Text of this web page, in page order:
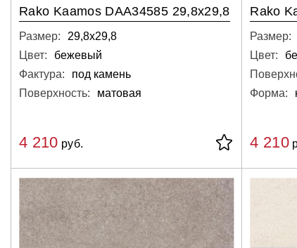
Rako Kaamos DAA34585 29,8x29,8
Размер:
29,8х29,8
Цвет:
бежевый
Фактура:
под камень
Поверхность:
матовая
4 210 руб.
Rako
Размер:
Цвет:
Форма:
4 210